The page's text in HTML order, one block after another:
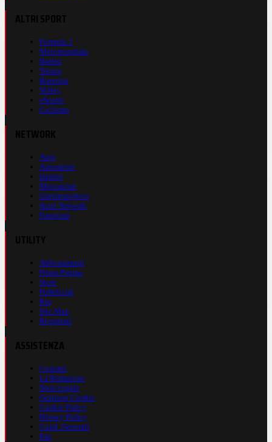
Formula 1
Motomondiale
Basket
Tennis
Running
Volley
eSports
Ciclismo
Auto
Autosprint
Inmoto
Motosprint
Guerinsportivo
Sport Network
Fantacup
Abbonamenti
Prima Pagina
Store
Pubblicità
Rss
Site Map
Registrati
Contatti
La Redazione
Nota Legale
Gestione Cookie
Cookie Policy
Privacy Policy
Cond. Generali
Faq